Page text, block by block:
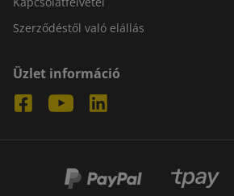
Szerződéstől való elállás
Üzlet információ